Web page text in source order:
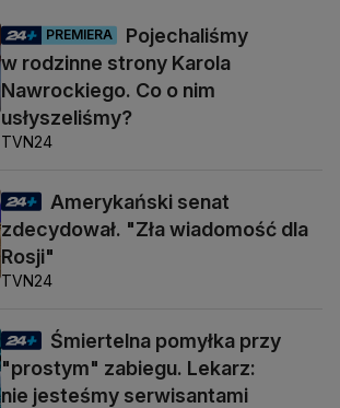
PREMIERA
Pojechaliśmy
w rodzinne strony Karola
Nawrockiego. Co o nim
usłyszeliśmy?
TVN24
Amerykański senat
zdecydował. "Zła wiadomość dla
Rosji"
TVN24
Śmiertelna pomyłka przy
"prostym" zabiegu. Lekarz:
nie jesteśmy serwisantami